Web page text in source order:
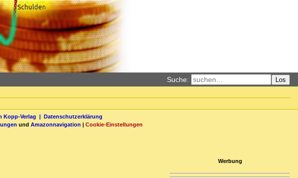
Suche: Los
Kopp-Verlag | Datenschutzerklärung
und Amazonnavigation | Cookie-Einstellungen
Werbung